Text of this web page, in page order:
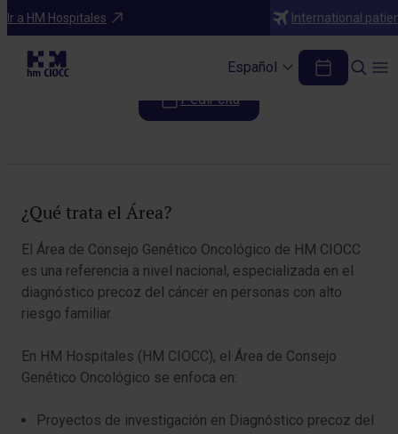
Ir a HM Hospitales International
Español
Áreas de especialización
Consejo Genético Oncológico
Pedir cita
¿Qué trata el Área?
El Área de Consejo Genético Oncológico de HM CIOCC
es una referencia a nivel nacional, especializada en el
diagnóstico precoz del cáncer en personas con alto
riesgo familiar.
En HM Hospitales (HM CIOCC), el Área de Consejo
Genético Oncológico se enfoca en:
Proyectos de investigación en Diagnóstico precoz del